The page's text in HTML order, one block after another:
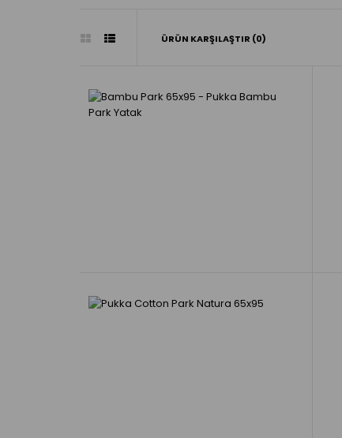
ÜRÜN KARŞILAŞTIR (0)